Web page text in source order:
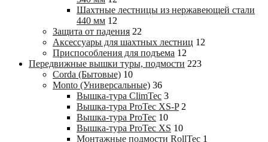
Шахтные лестницы из нержавеющей стали
440 мм 12
Защита от падения 22
Аксессуары для шахтных лестниц 12
Приспособления для подъема 12
Передвижные вышки туры, подмости 223
Corda (Бытовые) 10
Monto (Универсальные) 36
Вышка-тура ClimTec 3
Вышка-тура ProTec XS-P 2
Вышка-тура ProTec 10
Вышка-тура ProTec XS 10
Монтажные подмости RollTec 1